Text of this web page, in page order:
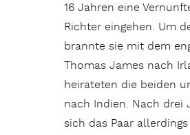
16 Jahren eine
Richter eingehen. Um
brannte sie mit dem
Thomas James nach
heirateten die beiden
nach Indien. Nach drei
sich das Paar